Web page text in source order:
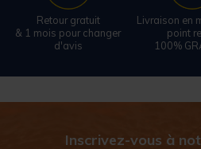
Retour gratuit
& 1 mois pour changer
d'avis
Livraison en
point
100%
Inscrivez-vous à